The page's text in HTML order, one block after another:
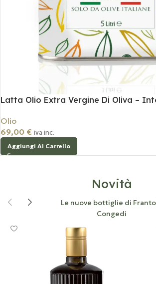
Latta Olio Extra Vergine Di Oliva –
Olio
69,00 € iva inc.
Aggiungi Al Carrello
Novità
Le nuove bottiglie di
Congedi